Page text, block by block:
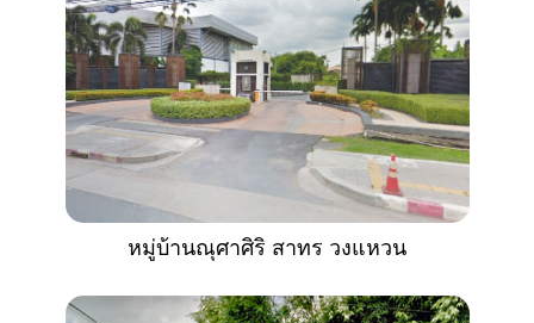
หมู่บ้านณุศาศิริ สาทร วงแหวน